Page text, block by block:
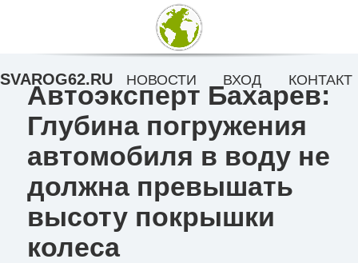
Автоэксперт Бахарев:
Глубина погружения
автомобиля в воду не
должна превышать
высоту покрышки
колеса
SVAROG62.RU НОВОСТИ ВХОД КОНТАКТ